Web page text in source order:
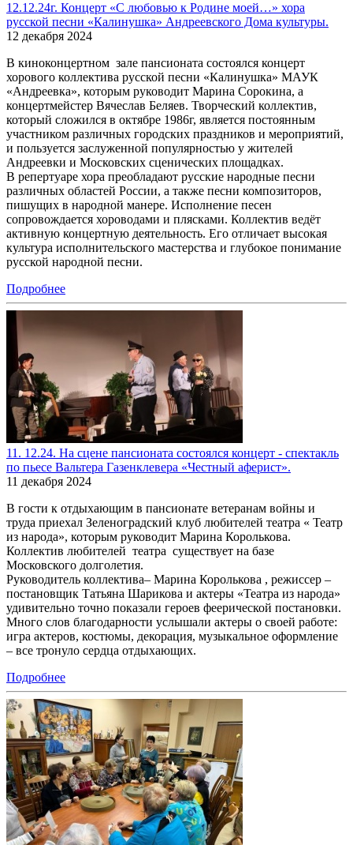
12.12.24г. Концерт «С любовью к Родине моей…» хора
русской песни «Калинушка» Андреевского Дома культуры.
12 декабря 2024
В киноконцертном зале пансионата состоялся концерт
хорового коллектива русской песни «Калинушка» МАУК
«Андреевка», которым руководит Марина Сорокина, а
концертмейстер Вячеслав Беляев. Творческий коллектив,
который сложился в октябре 1986г, является постоянным
участником различных городских праздников и мероприятий,
и пользуется заслуженной популярностью у жителей
Андреевки и Московских сценических площадках.
В репертуаре хора преобладают русские народные песни
различных областей России, а также песни композиторов,
пишущих в народной манере. Исполнение песен
сопровождается хороводами и плясками. Коллектив ведёт
активную концертную деятельность. Его отличает высокая
культура исполнительского мастерства и глубокое понимание
русской народной песни.
Подробнее
11. 12.24. На сцене пансионата состоялся концерт - спектакль
по пьесе Вальтера Газенклевера «Честный аферист».
11 декабря 2024
В гости к отдыхающим в пансионате ветеранам войны и
труда приехал Зеленоградский клуб любителей театра « Театр
из народа», которым руководит Марина Королькова.
Коллектив любителей театра существует на базе
Московского долголетия.
Руководитель коллектива– Марина Королькова , режиссер –
постановщик Татьяна Шарикова и актеры «Театра из народа»
удивительно точно показали героев феерической постановки.
Много слов благодарности услышали актеры о своей работе:
игра актеров, костюмы, декорация, музыкальное оформление
– все тронуло сердца отдыхающих.
Подробнее